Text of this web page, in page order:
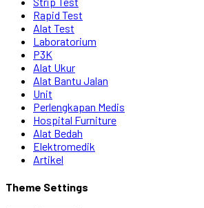
Rapid Test
Alat Test
Laboratorium
P3K
Alat Ukur
Alat Bantu Jalan
Unit
Perlengkapan Medis
Hospital Furniture
Alat Bedah
Elektromedik
Artikel
Theme Settings